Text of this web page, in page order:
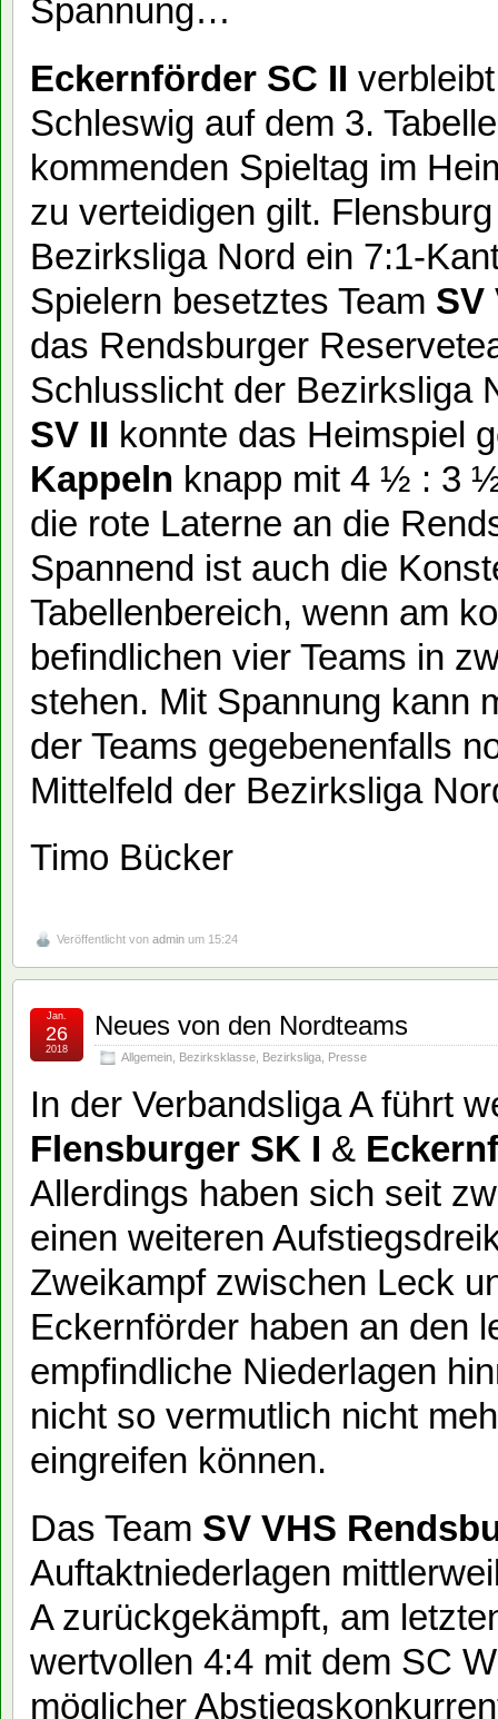
Spannung…
Eckernförder SC II
Schleswig auf dem 3.
kommenden Spieltag im
zu verteidigen gilt.
Bezirksliga Nord ein 7:1-
Spielern besetztes Team SV
das Rendsburger
Schlusslicht der Bezirksliga
SV II konnte das Heimspiel
Kappeln knapp mit 4 ½ : 3
die rote Laterne an die
Spannend ist auch die
Tabellenbereich, wenn am
befindlichen vier Teams in
stehen. Mit Spannung kann
der Teams gegebenenfalls
Mittelfeld der Bezirksliga
Timo Bücker
Veröffentlicht von admin um 15:24
Neues von den Nordteams
Allgemein Bezirksklasse Bezirksliga Presse
Jan.
26
2018
In der Verbandsliga A führt
Flensburger SK I &
Allerdings haben sich seit
einen weiteren
Zweikampf zwischen Leck
Eckernförder haben an den
empfindliche Niederlagen
nicht so vermutlich nicht
eingreifen können.
Das Team SV VHS
Auftaktniederlagen
A zurückgekämpft, am
wertvollen 4:4 mit dem SC
möglicher